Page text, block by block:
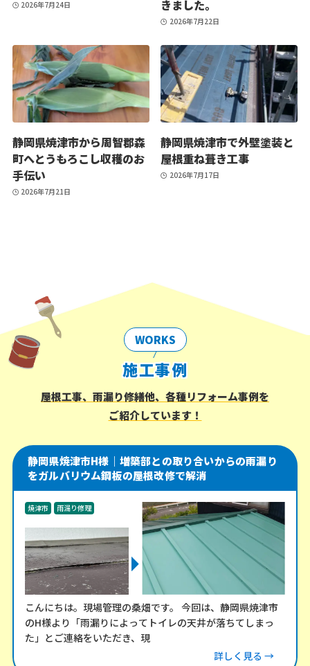
2026年7月24日
きました。
2026年7月22日
静岡県焼津市から周智郡森
町へとうもろこし収穫のお
手伝い
2026年7月21日
静岡県焼津市で外壁塗装と
屋根重ね葺き工事
2026年7月17日
WORKS
施工事例
屋根工事、雨漏り修繕他、各種リフォーム事例を
ご紹介しています！
静岡県焼津市H様｜増築部との取り合いからの雨漏り
をガルバリウム鋼板の屋根改修で解消
焼津市 雨漏り修理
こんにちは。現場管理の桑畑です。 今回は、静岡県焼津市
のH様より「雨漏りによってトイレの天井が落ちてしまっ
た」とご連絡をいただき、現
詳しく見る →